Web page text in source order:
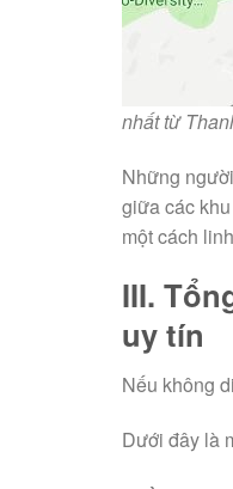
nhất từ
Những
giữa các
một cách
III.
uy tín
Nếu không
Dưới đây là